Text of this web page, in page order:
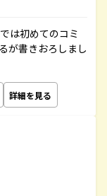
は初めてのコミ
が書きおろしまし
詳細を見る